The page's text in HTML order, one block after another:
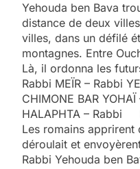
Yehouda ben Bava
distance de deux
villes, dans un défilé
montagnes. Entre
Là, il ordonna les
Rabbi MEÏR – Rabbi
CHIMONE BAR
HALAPHTA – Rabbi
Les romains apprirent
déroulait et
Rabbi Yehouda ben